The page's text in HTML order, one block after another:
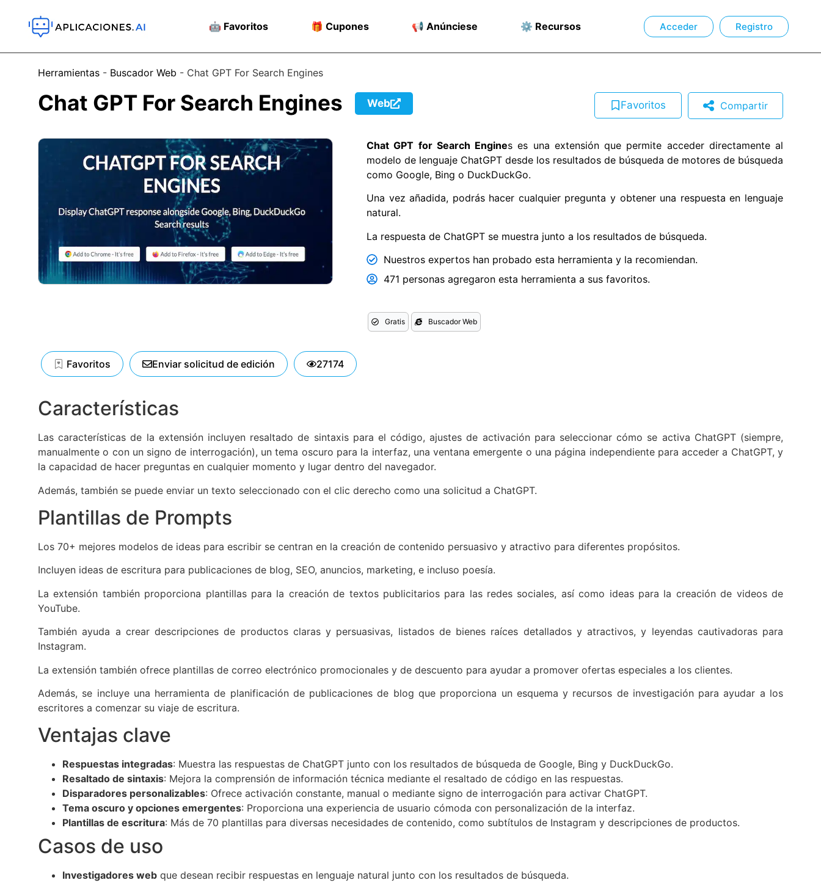
🤖 Favoritos 🎁 Cupones 📢 Anúnciese ⚙️ Recursos Acceder Registro
Herramientas - Buscador Web - Chat GPT For Search Engines
Chat GPT For Search Engines Web Favoritos Compartir
Chat GPT for Search Engines es una extensión que permite acceder directamente al
modelo de lenguaje ChatGPT desde los resultados de búsqueda de motores de búsqueda
como Google, Bing o DuckDuckGo.
Una vez añadida, podrás hacer cualquier pregunta y obtener una respuesta en lenguaje
natural.
La respuesta de ChatGPT se muestra junto a los resultados de búsqueda.
Nuestros expertos han probado esta herramienta y la recomiendan.
471 personas agregaron esta herramienta a sus favoritos.
Gratis Buscador Web
Favoritos Enviar solicitud de edición 27174
Características
Las características de la extensión incluyen resaltado de sintaxis para el código, ajustes de activación para seleccionar cómo se activa ChatGPT (siempre,
manualmente o con un signo de interrogación), un tema oscuro para la interfaz, una ventana emergente o una página independiente para acceder a ChatGPT, y
la capacidad de hacer preguntas en cualquier momento y lugar dentro del navegador.
Además, también se puede enviar un texto seleccionado con el clic derecho como una solicitud a ChatGPT.
Plantillas de Prompts
Los 70+ mejores modelos de ideas para escribir se centran en la creación de contenido persuasivo y atractivo para diferentes propósitos.
Incluyen ideas de escritura para publicaciones de blog, SEO, anuncios, marketing, e incluso poesía.
La extensión también proporciona plantillas para la creación de textos publicitarios para las redes sociales, así como ideas para la creación de videos de
YouTube.
También ayuda a crear descripciones de productos claras y persuasivas, listados de bienes raíces detallados y atractivos, y leyendas cautivadoras para
Instagram.
La extensión también ofrece plantillas de correo electrónico promocionales y de descuento para ayudar a promover ofertas especiales a los clientes.
Además, se incluye una herramienta de planificación de publicaciones de blog que proporciona un esquema y recursos de investigación para ayudar a los
escritores a comenzar su viaje de escritura.
Ventajas clave
Respuestas integradas: Muestra las respuestas de ChatGPT junto con los resultados de búsqueda de Google, Bing y DuckDuckGo.
Resaltado de sintaxis: Mejora la comprensión de información técnica mediante el resaltado de código en las respuestas.
Disparadores personalizables: Ofrece activación constante, manual o mediante signo de interrogación para activar ChatGPT.
Tema oscuro y opciones emergentes: Proporciona una experiencia de usuario cómoda con personalización de la interfaz.
Plantillas de escritura: Más de 70 plantillas para diversas necesidades de contenido, como subtítulos de Instagram y descripciones de productos.
Casos de uso
Investigadores web que desean recibir respuestas en lenguaje natural junto con los resultados de búsqueda.